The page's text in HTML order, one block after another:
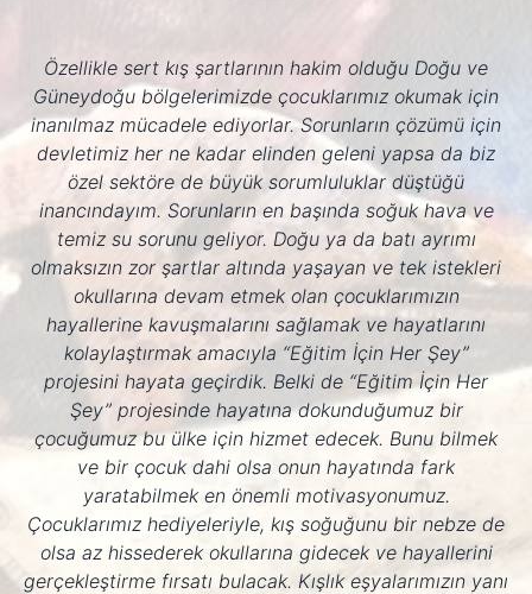
Özellikle sert kış şartlarının hakim olduğu Doğu ve
Güneydoğu bölgelerimizde çocuklarımız okumak için
inanılmaz mücadele ediyorlar. Sorunların çözümü için
devletimiz her ne kadar elinden geleni yapsa da biz
özel sektöre de büyük sorumluluklar düştüğü
inancındayım. Sorunların en başında soğuk hava ve
temiz su sorunu geliyor. Doğu ya da batı ayrımı
olmaksızın zor şartlar altında yaşayan ve tek istekleri
okullarına devam etmek olan çocuklarımızın
hayallerine kavuşmalarını sağlamak ve hayatlarını
kolaylaştırmak amacıyla “Eğitim İçin Her Şey”
projesini hayata geçirdik. Belki de “Eğitim İçin Her
Şey” projesinde hayatına dokunduğumuz bir
çocuğumuz bu ülke için hizmet edecek. Bunu bilmek
ve bir çocuk dahi olsa onun hayatında fark
yaratabilmek en önemli motivasyonumuz.
Çocuklarımız hediyeleriyle, kış soğuğunu bir nebze de
olsa az hissederek okullarına gidecek ve hayallerini
gerçekleştirme fırsatı bulacak. Kışlık eşyalarımızın yanı